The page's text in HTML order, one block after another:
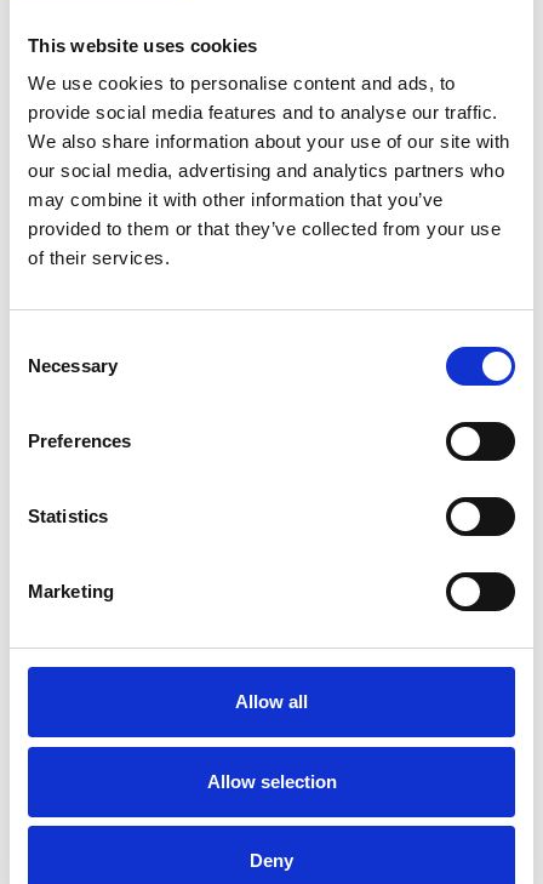
This website uses cookies
We use cookies to personalise content and ads, to
provide social media features and to analyse our traffic.
We also share information about your use of our site with
our social media, advertising and analytics partners who
may combine it with other information that you’ve
provided to them or that they’ve collected from your use
of their services.
Selection
Necessary
Preferences
Statistics
Marketing
Allow all
Allow selection
Deny
Il vino italiano rimane leader sul mercato ceco
I flussi turistici rimangono stabili nel primo
Repubblica Ceca